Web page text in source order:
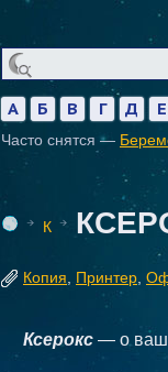
А Б В Г Д Е
Часто снятся —
К
Копия Принтер
Ксерокс — о